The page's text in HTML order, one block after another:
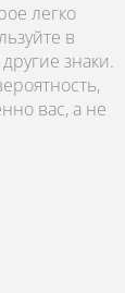
легко
в
знаки.
вас, а не